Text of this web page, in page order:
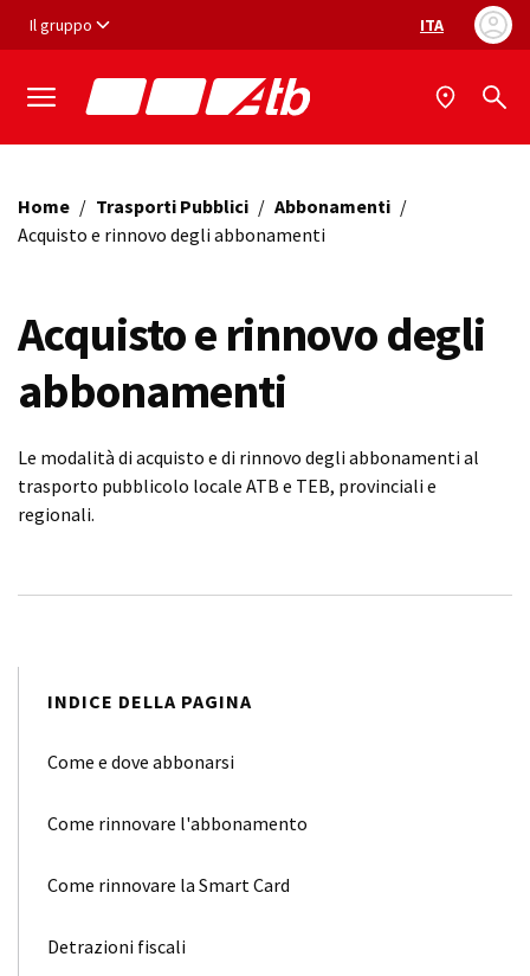
Vai ai contenuti
Vai al footer
Il gruppo Selezione
ITA
Home / Trasporti Pubblici / Abbonamenti /
Acquisto e rinnovo degli abbonamenti
Acquisto e rinnovo degli
abbonamenti
Le modalità di acquisto e di rinnovo degli abbonamenti al
trasporto pubblicolo locale ATB e TEB, provinciali e
regionali.
INDICE DELLA PAGINA
Come e dove abbonarsi
Come rinnovare l'abbonamento
Come rinnovare la Smart Card
Detrazioni fiscali